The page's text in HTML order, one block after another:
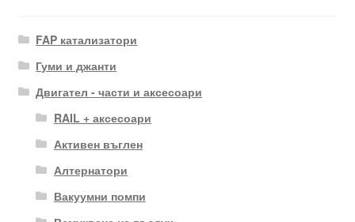
FAP катализатори
Гуми и джанти
Двигател - части и аксесоари
RAIL + аксесоари
Активен въглен
Алтернатори
Вакуумни помпи